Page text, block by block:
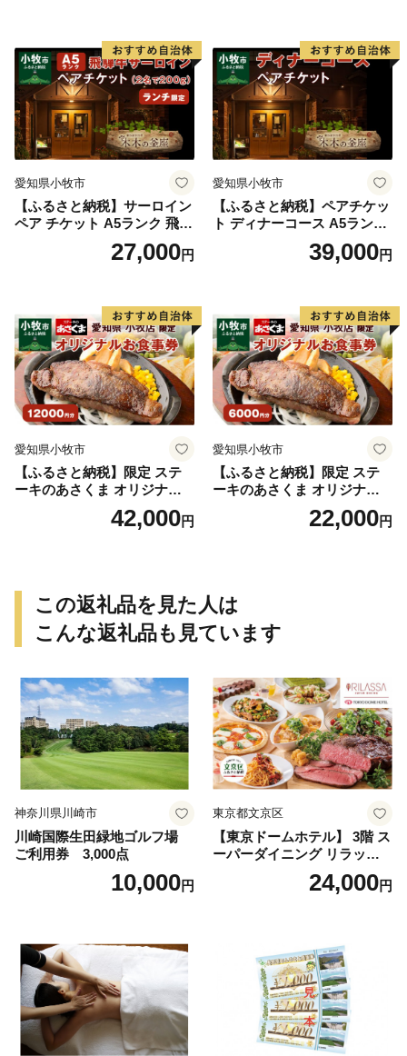
愛知県小牧市
【ふるさと納税】サーロイン
ペア チケット A5ランク 飛騨
牛 ステーキ ランチ 限定 ペア
セット 記念日 誕生日 特別な
事券 愛知県 小牧市 送料無料
27,000円
愛知県小牧市
【ふるさと納税】ペアチケッ
ト ディナーコース A5ランク
飛騨牛 コース 記念日 お誕生
日 特別な日 完全個室 ノンア
ンク セレブレ お食事券 愛知
県 小牧市 送料無料
39,000円
愛知県小牧市
【ふるさと納税】限定 ステ
ーキのあさくま オリジナル
お食事券 12000円 お好きなメ
ニュー 好きなだけ コーンス
料無料
42,000円
愛知県小牧市
【ふるさと納税】限定 ステ
ーキのあさくま オリジナル
お食事券 6000円 お好きなメ
ニュー 好きなだけ コーンス
料無料
22,000円
この返礼品を見た人は
こんな返礼品も見ています
神奈川県川崎市
川崎国際生田緑地ゴルフ場
ご利用券 3,000点
10,000円
東京都文京区
【東京ドームホテル】 3階 ス
ーパーダイニング リラッサ
ランチブッフェ お食事券 大
人1名様分 関東 東京 ご利用
24,000円